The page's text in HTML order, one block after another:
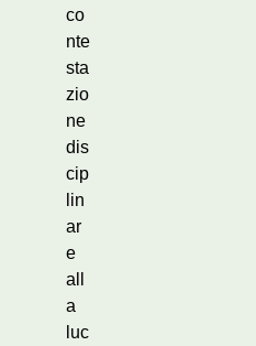
co
nte
sta
zio
ne
dis
cip
lin
ar
e
all
a
luc